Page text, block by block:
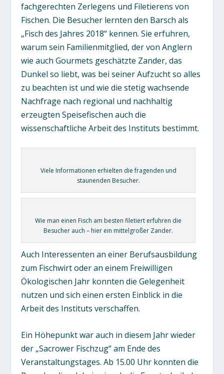
fachgerechten Zerlegens und Filetierens von
Fischen. Die Besucher lernten den Barsch als
„Fisch des Jahres 2018“ kennen. Sie erfuhren,
warum sein Familienmitglied, der von Anglern
wie auch Gourmets geschätzte Zander, das
Dunkel so liebt, was bei seiner Aufzucht so alles
zu beachten ist und wie die stetig wachsende
Nachfrage nach regional und nachhaltig
erzeugten Speisefischen auch die
wissenschaftliche Arbeit des Instituts bestimmt.
Viele Informationen erhielten die fragenden und
staunenden Besucher.
Wie man einen Fisch am besten filetiert erfuhren die
Besucher auch – hier ein mittelgroßer Zander.
Auch Interessenten an einer Berufsausbildung
zum Fischwirt oder an einem Freiwilligen
Ökologischen Jahr konnten die Gelegenheit
nutzen und sich einen ersten Einblick in die
Arbeit des Instituts verschaffen.
Ein Höhepunkt war auch in diesem Jahr wieder
der „Sacrower Fischzug“ am Ende des
Veranstaltungstages. Ab 15.00 Uhr konnten die